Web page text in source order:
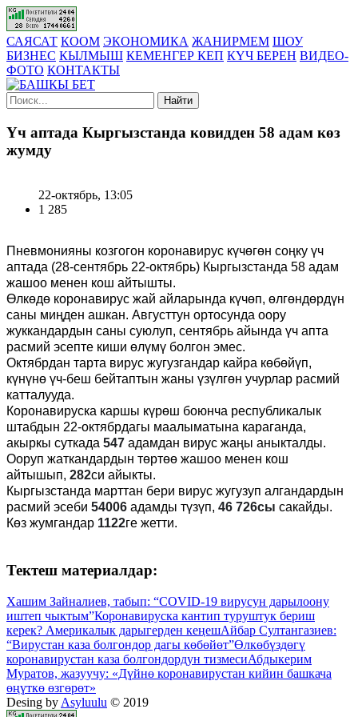
САЯСАТ КООМ ЭКОНОМИКА ЖАНИРМЕМ ШОУ
БИЗНЕС КЫЛМЫШ КЕМЕНГЕР КЕП КҮЧ БЕРЕН ВИДЕО-
ФОТО КОНТАКТЫ
Найти
Үч аптада Кыргызстанда ковидден 58 адам көз
жумду
22-октябрь, 13:05
1 285
Пневмонияны козгогон коронавирус күчөгөн соңку үч
аптада (28-сентябрь 22-октябрь) Кыргызстанда 58 адам
жашоо менен кош айтышты.
Өлкөдө коронавирус жай айларында күчөп, өлгөндөрдүн
саны миңден ашкан. Августтун ортосунда оору
жуккандардын саны суюлуп, сентябрь айында үч апта
расмий эсепте киши өлүмү болгон эмес.
Октябрдан тарта вирус жугузгандар кайра көбөйүп,
күнүнө үч-беш бейтаптын жаны үзүлгөн учурлар расмий
катталууда.
Коронавируска каршы күрөш боюнча республикалык
штабдын 22-октябрдагы маалыматына караганда,
акыркы суткада 547 адамдан вирус жаңы аныкталды.
Ооруп жаткандардын төртөө жашоо менен кош
айтышып, 282си айыкты.
Кыргызстанда марттан бери вирус жугузуп алгандардын
расмий эсеби 54006 адамды түзүп, 46 726сы сакайды.
Көз жумгандар 1122ге жетти.
Тектеш материалдар:
Хашим Зайналиев, табып: “COVID-19 вирусун дарылоону
иштеп чыктым”Коронавируска кантип туруштук бериш
керек? Америкалык дарыгерден кеңешАйбар Султангазиев:
“Вирустан каза болгондор дагы көбөйөт”Өлкөбүздөгү
коронавирустан каза болгондордун тизмесиАбдыкерим
Муратов, жазуучу: «Дүйнө коронавирустан кийин башкача
өңүткө өзгөрөт»
Desing by Asyluulu © 2019